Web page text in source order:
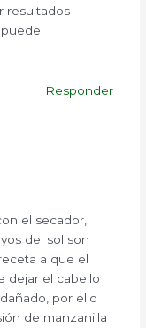
resultados
Responder
el secador,
del sol son
a que el
dejar el cabello
por ello
de manzanilla